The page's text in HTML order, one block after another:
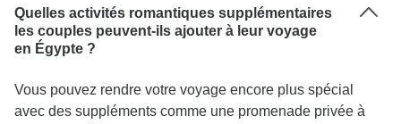
Quelles activités romantiques supplémentaires
les couples peuvent-ils ajouter à leur voyage
en Égypte ?
Vous pouvez rendre votre voyage encore plus spécial
avec des suppléments comme une promenade privée à